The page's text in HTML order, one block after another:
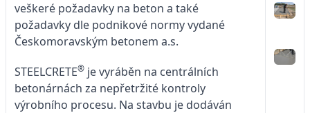
veškeré požadavky na beton a také
požadavky dle podnikové normy vydané
Českomoravským betonem a.s.
STEELCRETE® je vyráběn na centrálních
betonárnách za nepřetržité kontroly
výrobního procesu. Na stavbu je dodáván